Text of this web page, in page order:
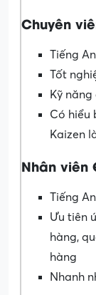
Chuyên
Tiếng
Tốt
Kỹ
Có hiểu
Kaizen
Nhân viên
Tiếng
Ưu tiên
hàng,
hàng
Nhanh